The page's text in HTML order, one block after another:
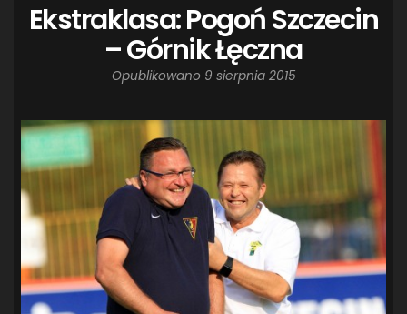
Ekstraklasa: Pogoń Szczecin
– Górnik Łęczna
Opublikowano 9 sierpnia 2015